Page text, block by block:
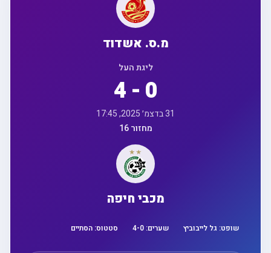
מ.ס. אשדוד
ליגת העל
4 - 0
מחזור 16
מכבי חיפה
שופט:גל לייבוביץ שערים: 4 -0 סטטוס:הסתיים